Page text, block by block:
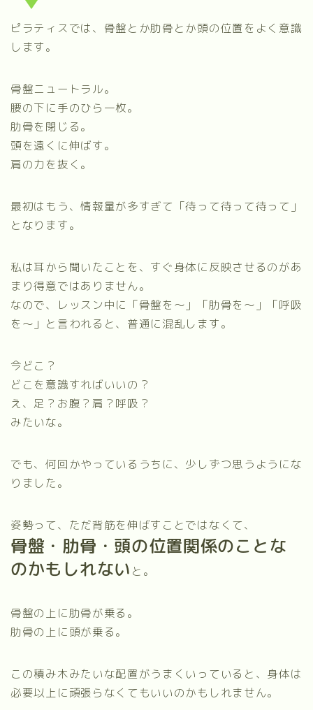
ピラティスでは、骨盤とか肋骨とか頭の位置をよく意識
します。
骨盤ニュートラル。
腰の下に手のひら一枚。
肋骨を閉じる。
頭を遠くに伸ばす。
肩の力を抜く。
最初はもう、情報量が多すぎて「待って待って待って」
となります。
私は耳から聞いたことを、すぐ身体に反映させるのがあ
まり得意ではありません。
なので、レッスン中に「骨盤を〜」「肋骨を〜」「呼吸
を〜」と言われると、普通に混乱します。
今どこ？
どこを意識すればいいの？
え、足？お腹？肩？呼吸？
みたいな。
でも、何回かやっているうちに、少しずつ思うようにな
りました。
姿勢って、ただ背筋を伸ばすことではなくて、
骨盤・肋骨・頭の位置関係のことな
のかもしれない と。
骨盤の上に肋骨が乗る。
肋骨の上に頭が乗る。
この積み木みたいな配置がうまくいっていると、身体は
必要以上に頑張らなくてもいいのかもしれません。